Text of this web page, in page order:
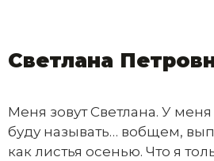
Светлана
Меня зовут Светлана. У
буду называть… вобщем,
как листья осенью. Что я